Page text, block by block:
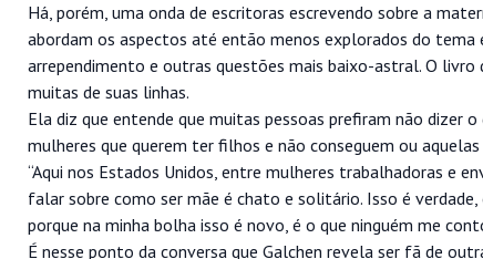
Há, porém, uma onda de escritoras escrevendo sobre a
abordam os aspectos até então menos explorados do
arrependimento e outras questões mais baixo-astral. O
muitas de suas linhas.
Ela diz que entende que muitas pessoas prefiram não dizer
mulheres que querem ter filhos e não conseguem ou
“Aqui nos Estados Unidos, entre mulheres trabalhadoras e
falar sobre como ser mãe é chato e solitário. Isso é
porque na minha bolha isso é novo, é o que ninguém me
É nesse ponto da conversa que Galchen revela ser fã de